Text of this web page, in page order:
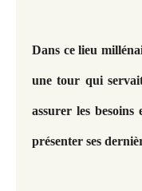
Dans ce lieu
une tour qui
assurer les
présenter ses